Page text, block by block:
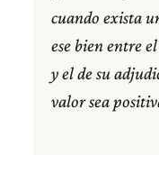
cuando exista
ese bien entre
y el de su
valor sea